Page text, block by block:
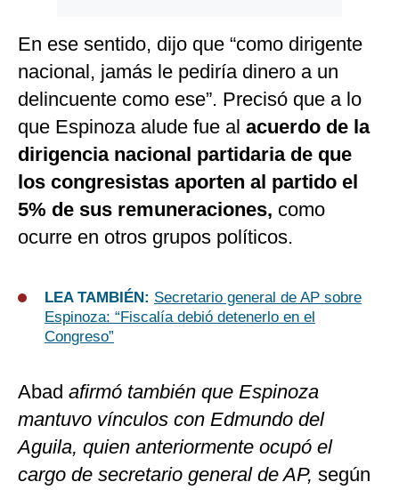
En ese sentido, dijo que “como dirigente
nacional, jamás le pediría dinero a un
delincuente como ese”. Precisó que a lo
que Espinoza alude fue al acuerdo de la
dirigencia nacional partidaria de que
los congresistas aporten al partido el
5% de sus remuneraciones, como
ocurre en otros grupos políticos.
LEA TAMBIÉN: Secretario general de AP sobre
Espinoza: “Fiscalía debió detenerlo en el
Congreso”
Abad afirmó también que Espinoza
mantuvo vínculos con Edmundo del
Aguila, quien anteriormente ocupó el
cargo de secretario general de AP, según